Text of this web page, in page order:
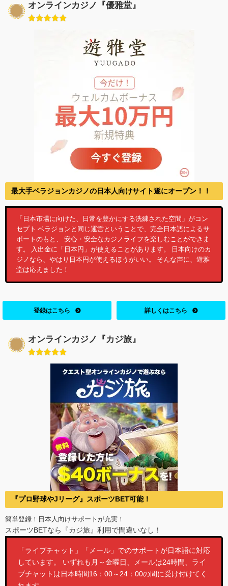
オンラインカジノ『優雅堂』
最大手ベラジョンカジノの日本人向けサイト遂にオープン！！
「日本市場に向けた、日常を豊かにする洗練された空間」がコン
セプト ベラジョンと同じ運営ということで、完全日本語によるサ
ポートのもと、 安心・安全なカジノライフを楽しむことができま
す。 入出金に「日本円」が使えることがあります。 日本向けのカ
ジノなら、やはり日本円が使えるほうがいい。 そんな声に、遊雅
堂は応えました！
登録はこちら 詳しくはこちら
オンラインカジノ『カジ旅』
『プロ野球やJリーグ』スポーツBET可能！
簡単登録！日本人向けサポートが充実！
スポーツBETなら『カジ旅』利用で間違いなし！
「ライブチャット」「メール」でのサポートが日本語に対応
しています。 いずれも月～金曜日、メールは24時間、ライ
ブチャットは日本時間16：00～24：00の間に受け付けてく